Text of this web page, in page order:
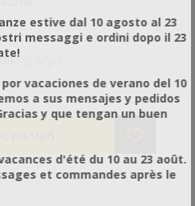
Αέρα.
estive dal 10 agosto al 23
messaggi e ordini dopo il 23
vacaciones de verano del 10
a sus mensajes y pedidos
y que tengan un buen
d'été du 10 au 23 août.
et commandes après le